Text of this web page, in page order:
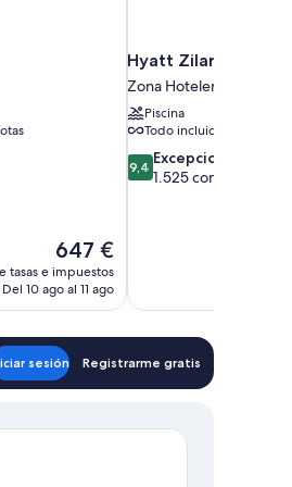
El
precio
actual
647 €
647 €
tasas e impuestos
Del 10 ago al 11 ago
Zona Hotelera
Piscina
Todo incluido
9.4
sobre
9,4 Excepcional
1.525 comentarios
sesión Registrarme gratis